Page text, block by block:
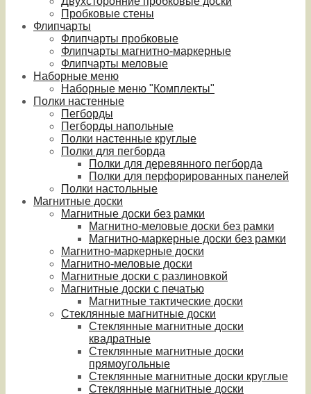
Пробковые стены
Флипчарты
Флипчарты пробковые
Флипчарты магнитно-маркерные
Флипчарты меловые
Наборные меню
Наборные меню "Комплекты"
Полки настенные
Пегборды
Пегборды напольные
Полки настенные круглые
Полки для пегборда
Полки для деревянного пегборда
Полки для перфорированных панелей
Полки настольные
Магнитные доски
Магнитные доски без рамки
Магнитно-меловые доски без рамки
Магнитно-маркерные доски без рамки
Магнитно-маркерные доски
Магнитно-меловые доски
Магнитные доски с разлиновкой
Магнитные доски с печатью
Магнитные тактические доски
Стеклянные магнитные доски
Стеклянные магнитные доски
квадратные
Стеклянные магнитные доски
прямоугольные
Стеклянные магнитные доски круглые
Стеклянные магнитные доски